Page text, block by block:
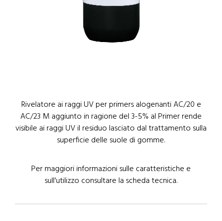
Rivelatore ai raggi UV per primers alogenanti AC/20 e
AC/23 M aggiunto in ragione del 3-5% al Primer rende
visibile ai raggi UV il residuo lasciato dal trattamento sulla
superficie delle suole di gomme.
Per maggiori informazioni sulle caratteristiche e
sull'utilizzo consultare la scheda tecnica.